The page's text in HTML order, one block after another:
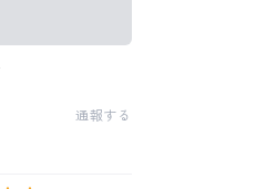
通報する